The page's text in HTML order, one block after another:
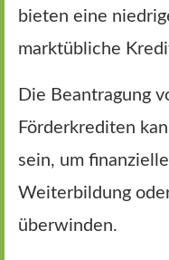
bieten eine
marktübliche
Die Beantragung
Förderkrediten
sein, um
Weiterbildung
überwinden.